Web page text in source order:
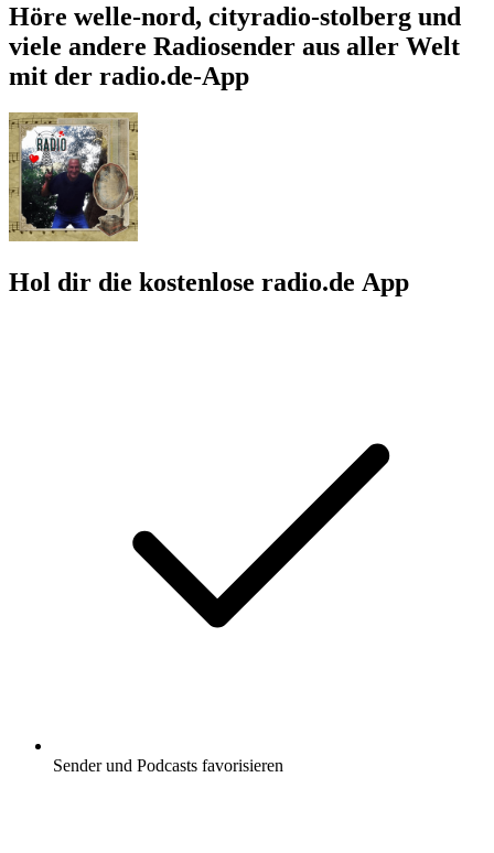
Höre welle-nord, cityradio-stolberg und
viele andere Radiosender aus aller Welt
mit der radio.de-App
Hol dir die kostenlose radio.de App
Sender und Podcasts favorisieren